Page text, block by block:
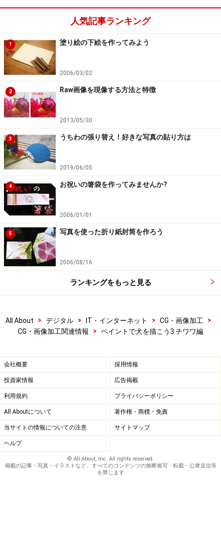
人気記事ランキング
1 塗り絵の下絵を作ってみよう
2006/03/02
2 Raw画像を現像する方法と特徴
2013/05/30
3 うちわの張り替え！好きな写真の貼り方は
2019/06/05
4 お祝いの箸袋を作ってみませんか?
2006/01/01
5 写真を使った折り紙封筒を作ろう
2006/08/16
ランキングをもっと見る
All About > デジタル > IT・インターネット > CG・画像加工
>
CG・画像加工関連情報
> ペイントで犬を描こう3 チワワ編
会社概要 採用情報
投資家情報 広告掲載
利用規約 プライバシーポリシー
All Aboutについて 著作権・商標・免責
当サイトの情報についての注意 サイトマップ
ヘルプ
© All About, Inc. All rights reserved.
掲載の記事・写真・イラストなど、すべてのコンテンツの無断複写・転載・公衆送信等
を禁じます